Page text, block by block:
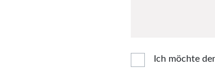
Ich möchte